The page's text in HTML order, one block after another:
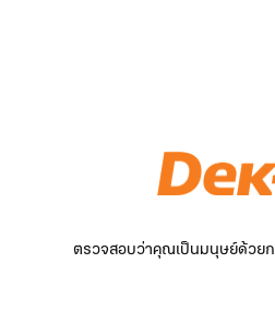
ตรวจสอบว่าคุณเป็นมนุษย์ด้วยก